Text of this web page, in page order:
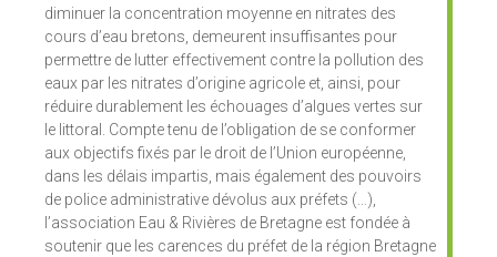
diminuer la concentration moyenne en nitrates des
cours d’eau bretons, demeurent insuffisantes pour
permettre de lutter effectivement contre la pollution des
eaux par les nitrates d’origine agricole et, ainsi, pour
réduire durablement les échouages d’algues vertes sur
le littoral. Compte tenu de l’obligation de se conformer
aux objectifs fixés par le droit de l’Union européenne,
dans les délais impartis, mais également des pouvoirs
de police administrative dévolus aux préfets (…),
l’association Eau & Rivières de Bretagne est fondée à
soutenir que les carences du préfet de la région Bretagne